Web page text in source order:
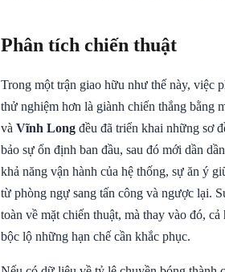
Phân tích chiến thuật
Trong một trận giao hữu như thế này, việc
thử nghiệm hơn là giành chiến thắng bằng
và Vĩnh Long đều đã triển khai những sơ
bảo sự ổn định ban đầu, sau đó mới dần
khả năng vận hành của hệ thống, sự ăn ý
từ phòng ngự sang tấn công và ngược lại.
toàn về mặt chiến thuật, mà thay vào đó,
bộc lộ những hạn chế cần khắc phục.